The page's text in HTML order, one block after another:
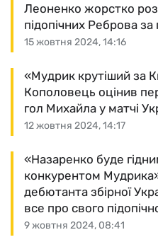
15 жовтня 2024, 14:16
Леоненко жорстко
підопічних Реброва за
12 жовтня 2024, 14:17
«Мудрик крутіший за
Кополовець оцінив
гол Михайла у матчі
9 жовтня 2024, 08:41
«Назаренко буде
конкурентом
дебютанта збірної
все про свого